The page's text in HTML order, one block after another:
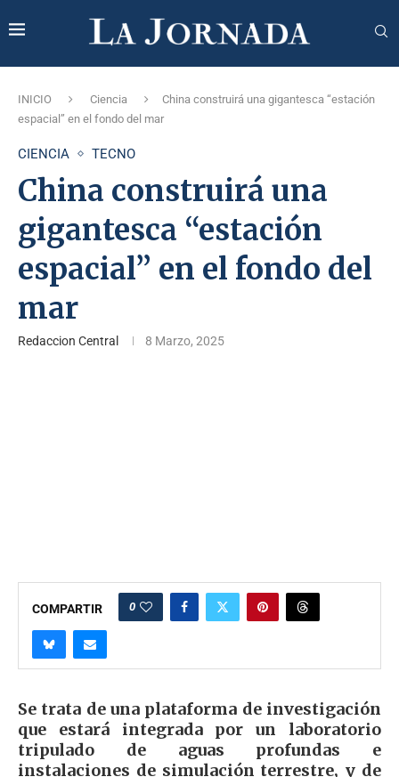
INICIO Ciencia
China construirá una gigantesca “estación
espacial” en el fondo del mar
CIENCIA TECNO
China construirá una
gigantesca “estación
espacial” en el fondo del
mar
Redaccion Central 8 Marzo, 2025
COMPARTIR 0
Se trata de una plataforma de investigación
que estará integrada por un laboratorio
tripulado de aguas profundas e
instalaciones de simulación terrestre, y de